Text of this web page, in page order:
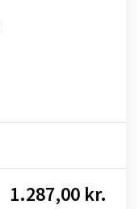
1.287,00 kr.